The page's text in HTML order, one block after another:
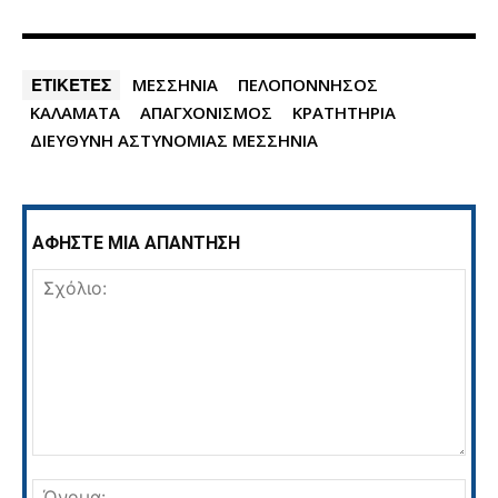
ΕΤΙΚΕΤΕΣ ΜΕΣΣΗΝΙΑ
ΠΕΛΟΠΟΝΝΗΣΟΣ
ΚΑΛΑΜΑΤΑ
ΑΠΑΓΧΟΝΙΣΜΟΣ
ΚΡΑΤΗΤΗΡΙΑ
ΔΙΕΥΘΥΝΗ ΑΣΤΥΝΟΜΙΑΣ ΜΕΣΣΗΝΙΑ
ΑΦΗΣΤΕ ΜΙΑ ΑΠΑΝΤΗΣΗ